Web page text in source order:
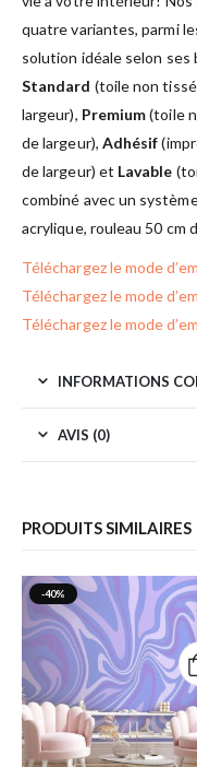
quatre variantes, parmi
solution idéale selon ses
Standard (toile non
largeur), Premium(toile
de largeur), Adhésif
de largeur) et Lavable
combiné avec un
acrylique, rouleau 50 cm
Téléchargez le mode
Téléchargez le mode
Téléchargez le mode
INFORMATIONS
AVIS (0)
PRODUITS SIMILAIRES
-40%